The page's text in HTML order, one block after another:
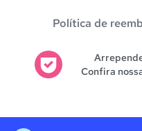
Política de
Confira